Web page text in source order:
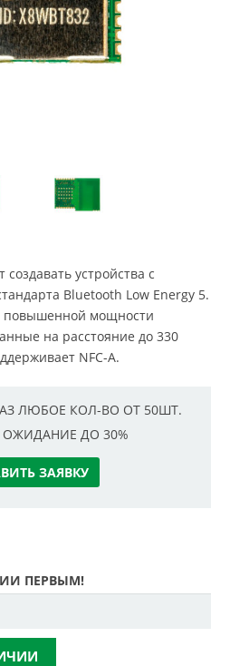
устройства с
Bluetooth Low Energy 5.
повышенной мощности
на расстояние до 330
NFC-A.
ЛЮБОЕ КОЛ-ВО ОТ 50ШТ.
ДО 30%
ЗАЯВКУ
ПЕРВЫМ!